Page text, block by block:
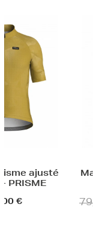
ajusté
- ALLAN
55,93 €